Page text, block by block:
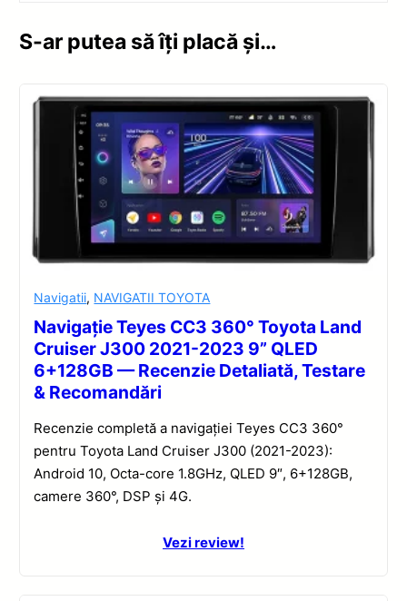
S-ar putea să îți placă și…
Navigatii, NAVIGATII TOYOTA
Navigație Teyes CC3 360° Toyota Land
Cruiser J300 2021-2023 9” QLED
6+128GB — Recenzie Detaliată, Testare
& Recomandări
Recenzie completă a navigației Teyes CC3 360°
pentru Toyota Land Cruiser J300 (2021-2023):
Android 10, Octa-core 1.8GHz, QLED 9″, 6+128GB,
camere 360°, DSP și 4G.
Vezi review!